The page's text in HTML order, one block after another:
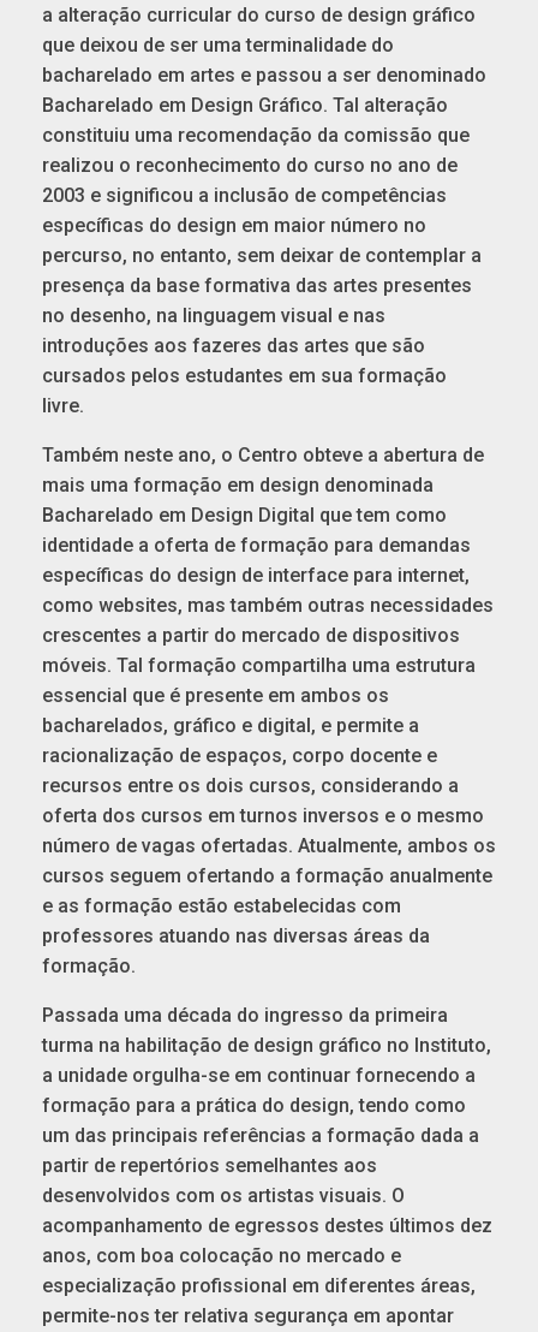
a alteração curricular do curso de design gráfico
que deixou de ser uma terminalidade do
bacharelado em artes e passou a ser denominado
Bacharelado em Design Gráfico. Tal alteração
constituiu uma recomendação da comissão que
realizou o reconhecimento do curso no ano de
2003 e significou a inclusão de competências
específicas do design em maior número no
percurso, no entanto, sem deixar de contemplar a
presença da base formativa das artes presentes
no desenho, na linguagem visual e nas
introduções aos fazeres das artes que são
cursados pelos estudantes em sua formação
livre.
Também neste ano, o Centro obteve a abertura de
mais uma formação em design denominada
Bacharelado em Design Digital que tem como
identidade a oferta de formação para demandas
específicas do design de interface para internet,
como websites, mas também outras necessidades
crescentes a partir do mercado de dispositivos
móveis. Tal formação compartilha uma estrutura
essencial que é presente em ambos os
bacharelados, gráfico e digital, e permite a
racionalização de espaços, corpo docente e
recursos entre os dois cursos, considerando a
oferta dos cursos em turnos inversos e o mesmo
número de vagas ofertadas. Atualmente, ambos os
cursos seguem ofertando a formação anualmente
e as formação estão estabelecidas com
professores atuando nas diversas áreas da
formação.
Passada uma década do ingresso da primeira
turma na habilitação de design gráfico no Instituto,
a unidade orgulha-se em continuar fornecendo a
formação para a prática do design, tendo como
um das principais referências a formação dada a
partir de repertórios semelhantes aos
desenvolvidos com os artistas visuais. O
acompanhamento de egressos destes últimos dez
anos, com boa colocação no mercado e
especialização profissional em diferentes áreas,
permite-nos ter relativa segurança em apontar